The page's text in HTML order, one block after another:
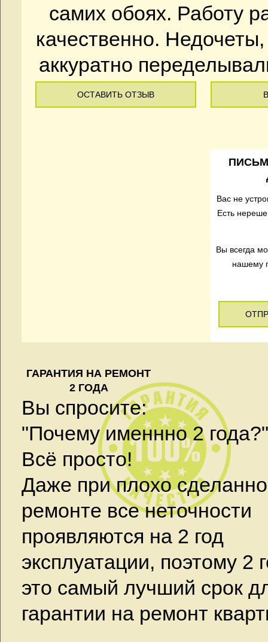
самих обоях. Работу
качественно.
аккуратно
ОСТАВИТЬ ОТЗЫВ
Вас не
Есть
Вы всегда
нашему
ГАРАНТИЯ НА РЕМОНТ
2 ГОДА
Вы спросите:
"Почему именнно 2 года?"
Всё просто!
Даже при плохо
ремонте все неточности
проявляются на 2 год
эксплуатации, поэтому 2
это самый лучший срок
гарантии на ремонт